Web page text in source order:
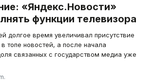
«Яндекс.Новости»
функции телевизора
долгое время увеличивал присутствие
топе новостей, а после начала
связанных с государством медиа уже